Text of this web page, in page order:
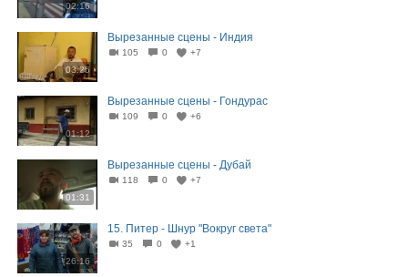
02:16
03:25
Вырезанные сцены - Индия
105 0 +7
01:12
Вырезанные сцены - Гондурас
109 0 +6
01:31
Вырезанные сцены - Дубай
118 0 +7
26:16
15. Питер - Шнур "Вокруг света"
35 0 +1